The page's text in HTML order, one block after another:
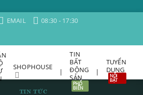
EMAIL
08:30 - 17:30
SHOPHOUSE
|
TIN
BẤT
ĐỘNG
SẢN
|
TUYỂN
DỤNG
TIN TỨC